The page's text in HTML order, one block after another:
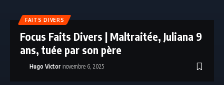
FAITS DIVERS
Focus Faits Divers | Maltraitée, Juliana 9
ans, tuée par son père
Hugo Victor novembre 6, 2025